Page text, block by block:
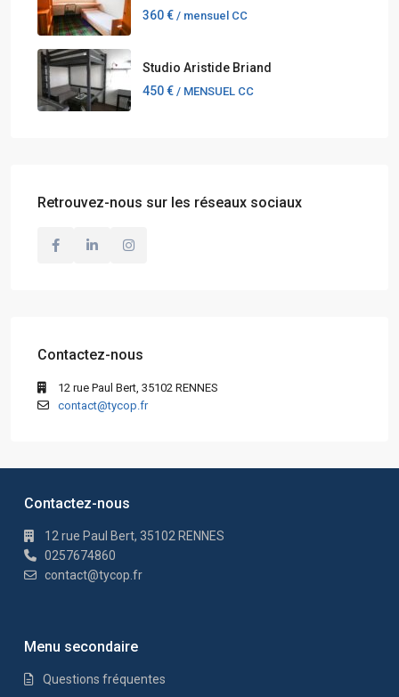
360 € / mensuel CC
Studio Aristide Briand
450 € / MENSUEL CC
Retrouvez-nous sur les réseaux sociaux
Contactez-nous
12 rue Paul Bert, 35102 RENNES
contact@tycop.fr
Contactez-nous
12 rue Paul Bert, 35102 RENNES
0257674860
contact@tycop.fr
Menu secondaire
Questions fréquentes